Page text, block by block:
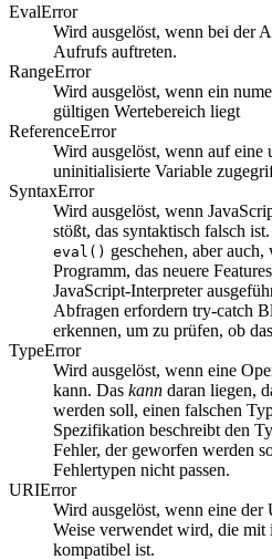
EvalError
Wird ausgelöst, wenn bei der
Aufrufs auftreten.
RangeError
Wird ausgelöst, wenn ein
gültigen Wertebereich liegt
ReferenceError
Wird ausgelöst, wenn auf eine
uninitialisierte Variable
SyntaxError
Wird ausgelöst, wenn
stößt, das syntaktisch falsch
eval() geschehen, aber
Programm, das neuere
JavaScript-Interpreter
Abfragen erfordern try-catch
erkennen, um zu prüfen, ob
TypeError
Wird ausgelöst, wenn eine
kann. Das kann daran liegen,
werden soll, einen falschen
Spezifikation beschreibt den
Fehler, der geworfen werden
Fehlertypen nicht passen.
URIError
Wird ausgelöst, wenn eine
Weise verwendet wird, die
kompatibel ist.